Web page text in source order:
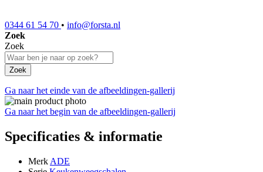
0344 61 54 70 • info@forsta.nl
Zoek
Zoek
Zoek
Ga naar het einde van de afbeeldingen-gallerij
Ga naar het begin van de afbeeldingen-gallerij
Specificaties & informatie
Merk ADE